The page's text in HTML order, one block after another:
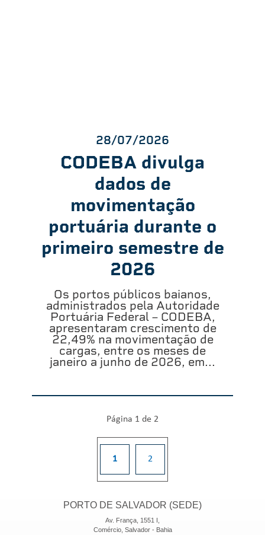
28/07/2026
CODEBA divulga
dados de
movimentação
portuária durante o
primeiro semestre de
2026
Os portos públicos baianos,
administrados pela Autoridade
Portuária Federal – CODEBA,
apresentaram crescimento de
22,49% na movimentação de
cargas, entre os meses de
janeiro a junho de 2026, em...
Página 1 de 2
1 2
PORTO DE SALVADOR (SEDE)
Av. França, 1551 I,
Comércio, Salvador - Bahia